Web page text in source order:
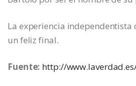
La experiencia independentista
un feliz final.
Fuente: http://